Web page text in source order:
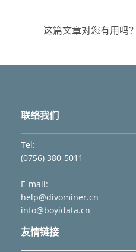
这篇文章对您有用吗？
联络我们
Tel:
(0756) 380-5011
E-mail:
help@divominer.cn
info@boyidata.cn
友情链接